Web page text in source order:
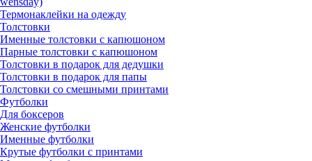
Термонаклейки на одежду
Толстовки
Именные толстовки с капюшоном
Парные толстовки с капюшоном
Толстовки в подарок для дедушки
Толстовки в подарок для папы
Толстовки со смешными принтами
Футболки
Для боксеров
Женские футболки
Именные футболки
Крутые футболки с принтами